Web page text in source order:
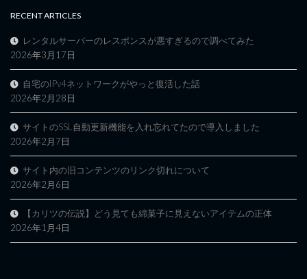
RECENT ARTICLES
レンタルサーバーのレスポンスが悪すぎるので調べてみた
2026年3月17日
自宅のIPv4ネットワークがやっと復活した話
2026年2月28日
サイトのSSL自動更新機能を入れ忘れてたので導入しました
2026年2月7日
サイト内の旧コンテンツのリンク切れについて
2026年2月6日
【カリツの伝説】どう見ても綿菓子に見えないアイテムの正体
2026年1月4日